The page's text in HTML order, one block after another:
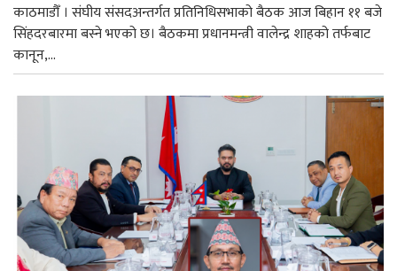
काठमाडौँ । संघीय संसदअन्तर्गत प्रतिनिधिसभाको बैठक आज बिहान ११ बजे
सिंहदरबारमा बस्ने भएको छ। बैठकमा प्रधानमन्त्री वालेन्द्र शाहको तर्फबाट
कानून,...